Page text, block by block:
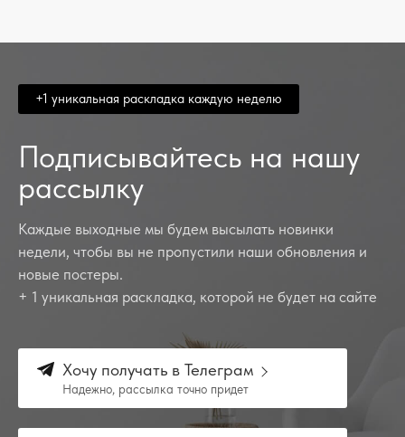
+1 уникальная раскладка каждую неделю
Подписывайтесь на нашу
рассылку
Каждые выходные мы будем высылать новинки
недели, чтобы вы не пропустили наши обновления и
новые постеры.
+ 1 уникальная раскладка, которой не будет на сайте
Хочу получать в Телеграм
Надежно, рассылка точно придет